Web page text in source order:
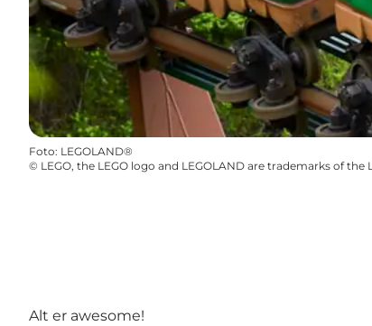
Foto: LEGOLAND®
© LEGO, the LEGO logo and LEGOLAND are trademarks of the
Alt er awesome!